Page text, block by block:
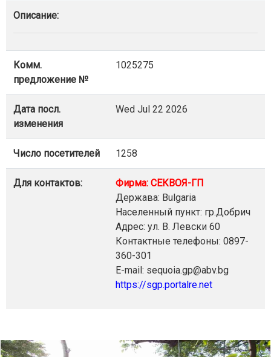
Описание:
Комм.
предложение №
1025275
Дата посл.
изменения
Wed Jul 22 2026
Число посетителей 1258
Для контактов:
Фирма: СЕКВОЯ-ГП
Держава: Bulgaria
Населенный пункт: гр.Добрич
Адрес: ул. В. Левски 60
Контактные телефоны: 0897-
360-301
E-mail: sequoia.gp@abv.bg
https://sgp.portalre.net